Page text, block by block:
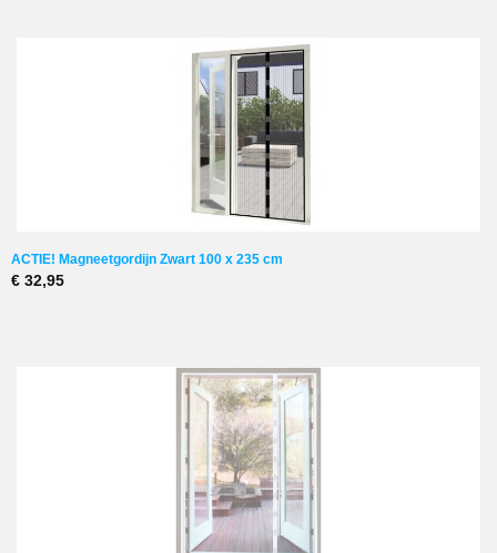
ACTIE! Magneetgordijn Zwart 100 x 235 cm
€ 32,95